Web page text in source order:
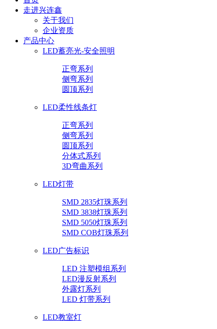
走进兴连鑫
关于我们
企业资质
产品中心
LED蓄亮光-安全照明
正弯系列
侧弯系列
圆顶系列
LED柔性线条灯
正弯系列
侧弯系列
圆顶系列
分体式系列
3D弯曲系列
LED灯带
SMD 2835灯珠系列
SMD 3838灯珠系列
SMD 5050灯珠系列
SMD COB灯珠系列
LED广告标识
LED 注塑模组系列
LED漫反射系列
外露灯系列
LED 灯带系列
LED教室灯